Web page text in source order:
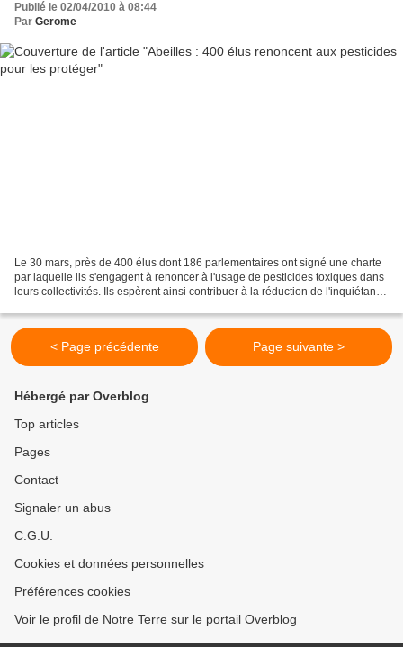
Publié le 02/04/2010 à 08:44
Par Gerome
Le 30 mars, près de 400 élus dont 186 parlementaires ont signé une charte
par laquelle ils s'engagent à renoncer à l'usage de pesticides toxiques dans
leurs collectivités. Ils espèrent ainsi contribuer à la réduction de l'inquiétante
< Page précédente Page suivante >
Hébergé par Overblog
Top articles
Pages
Contact
Signaler un abus
C.G.U.
Cookies et données personnelles
Préférences cookies
Voir le profil de Notre Terre sur le portail Overblog